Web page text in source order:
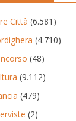
Città (6.581)
(4.710)
(48)
(9.112)
(479)
(2)